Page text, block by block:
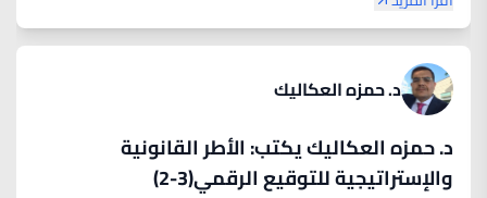
د. حمزه العكاليك
د. حمزه العكاليك يكتب: الأطر القانونية
والإستراتيجية للتوقيع الرقمي(3-2)